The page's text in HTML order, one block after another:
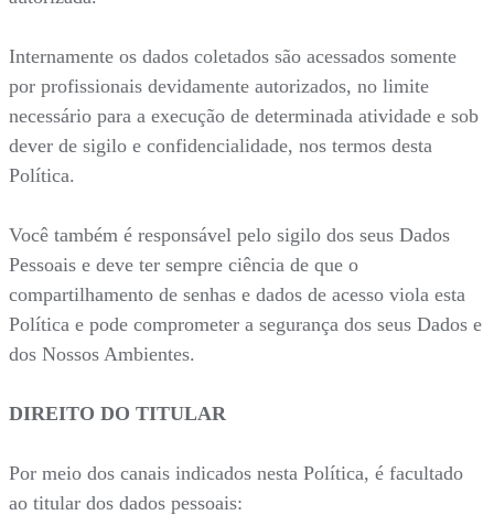
Internamente os dados coletados são acessados somente
por profissionais devidamente autorizados, no limite
necessário para a execução de determinada atividade e sob
dever de sigilo e confidencialidade, nos termos desta
Política.
Você também é responsável pelo sigilo dos seus Dados
Pessoais e deve ter sempre ciência de que o
compartilhamento de senhas e dados de acesso viola esta
Política e pode comprometer a segurança dos seus Dados e
dos Nossos Ambientes.
DIREITO DO TITULAR
Por meio dos canais indicados nesta Política, é facultado
ao titular dos dados pessoais: